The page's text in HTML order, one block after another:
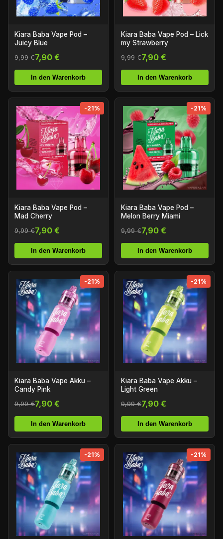
Kiara Baba Vape Pod –
Juicy Blue
9,99 €7,90 €
In den Warenkorb
Kiara Baba Vape Pod – Lick
my Strawberry
9,99 €7,90 €
In den Warenkorb
-21%
Kiara Baba Vape Pod –
Mad Cherry
9,99 €7,90 €
In den Warenkorb
-21%
Kiara Baba Vape Pod –
Melon Berry Miami
9,99 €7,90 €
In den Warenkorb
-21%
Kiara Baba Vape Akku –
Candy Pink
9,99 €7,90 €
In den Warenkorb
-21%
Kiara Baba Vape Akku –
Light Green
9,99 €7,90 €
In den Warenkorb
-21% -21%